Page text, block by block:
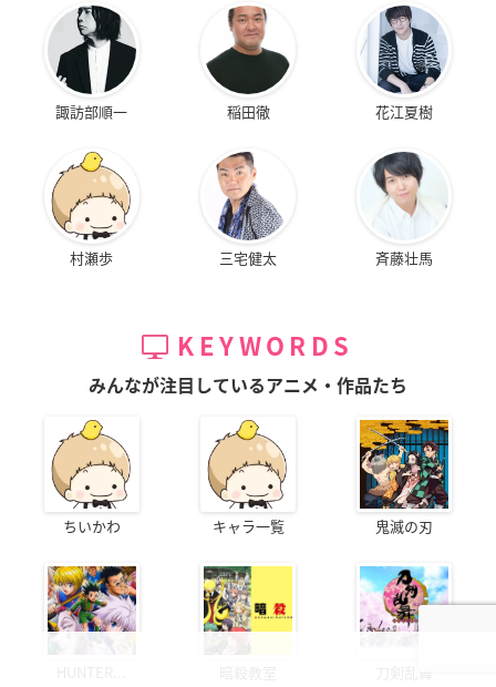
諏訪部順一 稲田徹 花江夏樹
村瀬歩 三宅健太 斉藤壮馬
KEYWORDS
みんなが注目しているアニメ・作品たち
ちいかわ キャラ一覧 鬼滅の刃